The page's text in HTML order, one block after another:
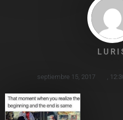
septiembre 15, 2017